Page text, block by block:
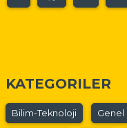
KATEGORILER
Bilim-Teknoloji Genel